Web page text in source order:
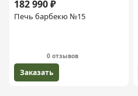
182 990 ₽
Печь барбекю №15
0 отзывов
Заказать